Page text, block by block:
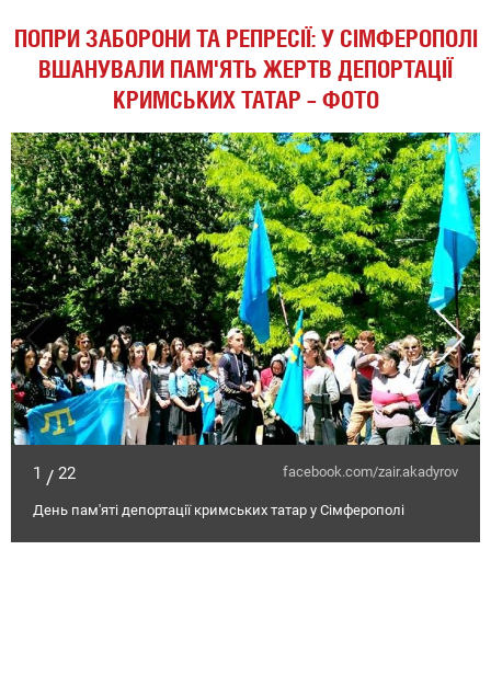
ПОПРИ ЗАБОРОНИ ТА РЕПРЕСІЇ: У СІМФЕРОПОЛІ
ВШАНУВАЛИ ПАМ'ЯТЬ ЖЕРТВ ДЕПОРТАЦІЇ
КРИМСЬКИХ ТАТАР – ФОТО
1 / 22 facebook.com/zair.akadyrov
День пам'яті депортації кримських татар у Сімферополі